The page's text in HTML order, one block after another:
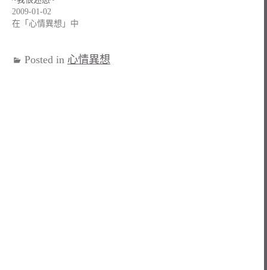
2009-01-02
在「心情異想」中
Posted in 心情異想